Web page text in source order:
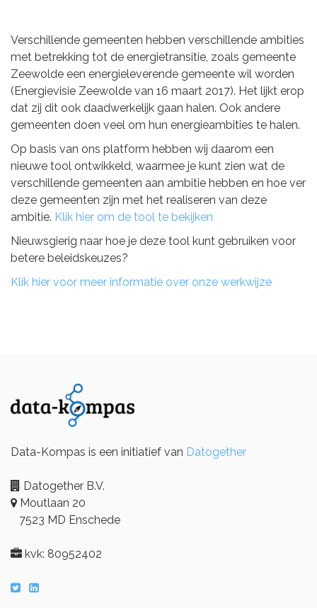
Verschillende gemeenten hebben verschillende ambities
met betrekking tot de energietransitie, zoals gemeente
Zeewolde een energieleverende gemeente wil worden
(Energievisie Zeewolde van 16 maart 2017). Het lijkt erop
dat zij dit ook daadwerkelijk gaan halen. Ook andere
gemeenten doen veel om hun energieambities te halen.
Op basis van ons platform hebben wij daarom een
nieuwe tool ontwikkeld, waarmee je kunt zien wat de
verschillende gemeenten aan ambitie hebben en hoe ver
deze gemeenten zijn met het realiseren van deze
ambitie. Klik hier om de tool te bekijken
Nieuwsgierig naar hoe je deze tool kunt gebruiken voor
betere beleidskeuzes?
Klik hier voor meer informatie over onze werkwijze
Data-Kompas is een initiatief van Datogether
Datogether B.V.
Moutlaan 20
7523 MD Enschede
kvk: 80952402